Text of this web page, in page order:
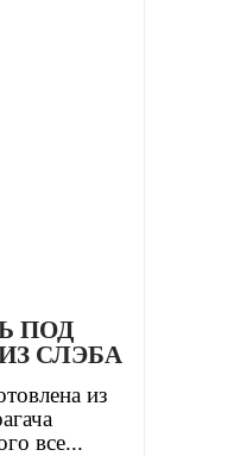
ПОД
СЛЭБА
из
все...